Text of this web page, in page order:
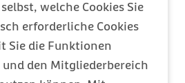
welche Cookies Sie
erforderliche Cookies
Sie die Funktionen
und den Mitgliederbereich
sollen.
Heilmittel für die
Apitherapie vor allem